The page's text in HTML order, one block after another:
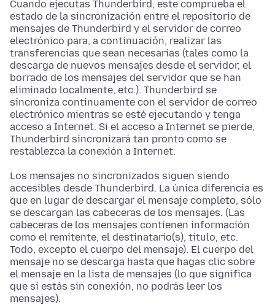
Cuando ejecutas Thunderbird, este comprueba el
estado de la sincronización entre el repositorio de
mensajes de Thunderbird y el servidor de correo
electrónico para, a continuación, realizar las
transferencias que sean necesarias (tales como la
descarga de nuevos mensajes desde el servidor, el
borrado de los mensajes del servidor que se han
eliminado localmente, etc.). Thunderbird se
sincroniza continuamente con el servidor de correo
electrónico mientras se esté ejecutando y tenga
acceso a Internet. Si el acceso a Internet se pierde,
Thunderbird sincronizará tan pronto como se
restablezca la conexión a Internet.
Los mensajes no sincronizados siguen siendo
accesibles desde Thunderbird. La única diferencia es
que en lugar de descargar el mensaje completo, sólo
se descargan las cabeceras de los mensajes. (Las
cabeceras de los mensajes contienen información
como el remitente, el destinatario(s), título, etc.
Todo, excepto el cuerpo del mensaje). El cuerpo del
mensaje no se descarga hasta que hagas clic sobre
el mensaje en la lista de mensajes (lo que significa
que si estás sin conexión, no podrás leer los
mensajes).